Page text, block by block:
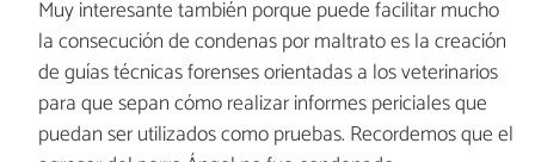
Muy interesante también porque puede facilitar mucho
la consecución de condenas por maltrato es la creación
de guías técnicas forenses orientadas a los veterinarios
para que sepan cómo realizar informes periciales que
puedan ser utilizados como pruebas. Recordemos que el